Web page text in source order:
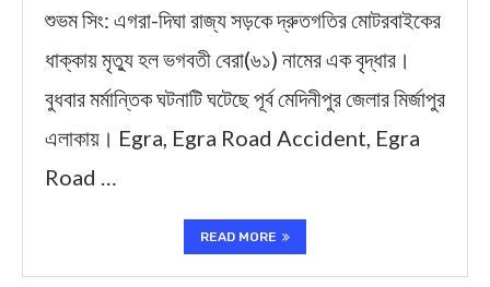
শুভম সিং: এগরা-দিঘা রাজ্য সড়কে দ্রুতগতির মোটরবাইকের
ধাক্কায় মৃত্যু হল ভগবতী বেরা(৬১) নামের এক বৃদ্ধার।
বুধবার মর্মান্তিক ঘটনাটি ঘটেছে পূর্ব মেদিনীপুর জেলার মির্জাপুর
এলাকায়। Egra, Egra Road Accident, Egra
Road …
READ MORE